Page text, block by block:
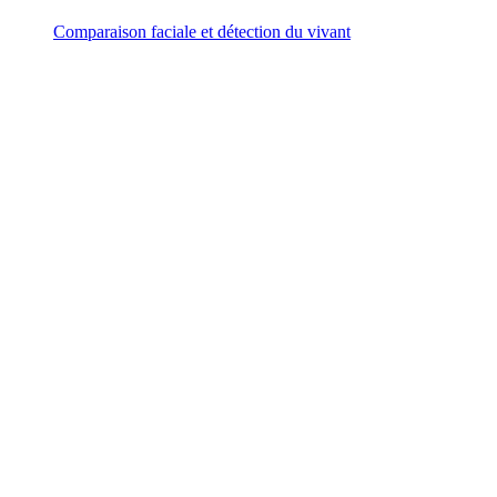
Comparaison faciale et détection du vivant